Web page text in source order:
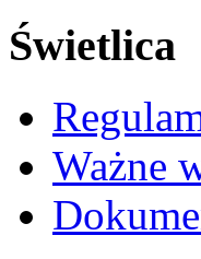
Świetlica
Ważne